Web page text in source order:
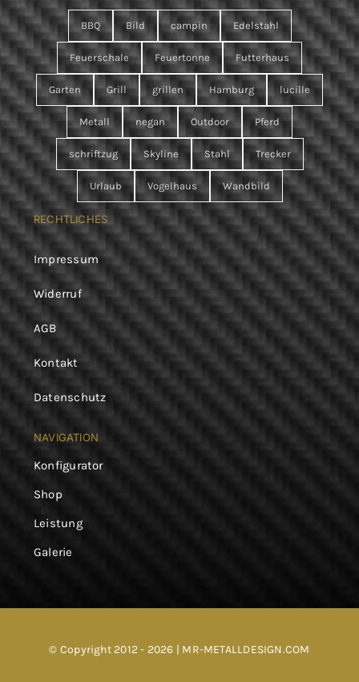
BBQ Bild campin Edelstahl
Feuerschale Feuertonne Futterhaus
Garten Grill grillen Hamburg lucille
Metall negan Outdoor Pferd
schriftzug Skyline Stahl Trecker
Urlaub Vogelhaus Wandbild
RECHTLICHES
Impressum
Widerruf
AGB
Kontakt
Datenschutz
NAVIGATION
Konfigurator
Shop
Leistung
Galerie
© Copyright 2012 - 2026 | MR-METALLDESIGN.COM